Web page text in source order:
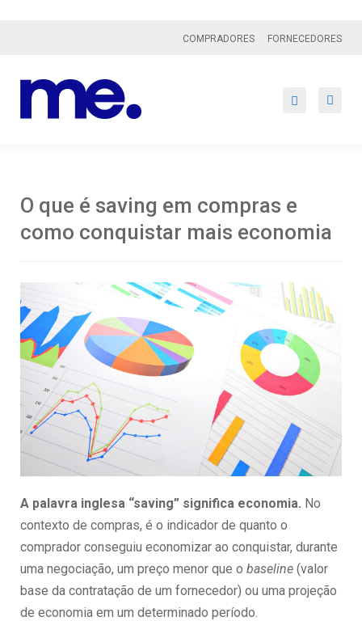
COMPRADORES FORNECEDORES
O que é saving em compras e
como conquistar mais economia
A palavra inglesa “saving” significa economia. No
contexto de compras, é o indicador de quanto o
comprador conseguiu economizar ao conquistar, durante
uma negociação, um preço menor que o baseline (valor
base da contratação de um fornecedor) ou uma projeção
de economia em um determinado período.